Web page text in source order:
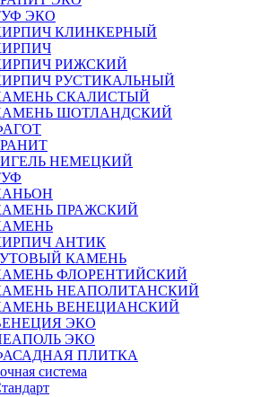
ЭКО
КЛИНКЕРНЫЙ
РИЖСКИЙ
РУСТИКАЛЬНЫЙ
СКАЛИСТЫЙ
ШОТЛАНДСКИЙ
НЕМЕЦКИЙ
ПРАЖСКИЙ
АНТИК
КАМЕНЬ
ФЛОРЕНТИЙСКИЙ
НЕАПОЛИТАНСКИЙ
ВЕНЕЦИАНСКИЙ
ЭКО
ЭКО
ПЛИТКА
система